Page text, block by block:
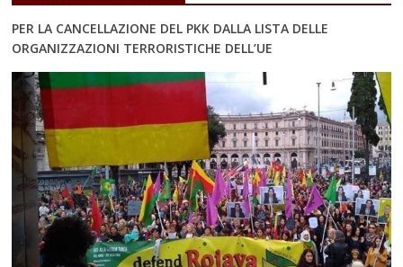
PER LA CANCELLAZIONE DEL PKK DALLA LISTA DELLE
ORGANIZZAZIONI TERRORISTICHE DELL’UE